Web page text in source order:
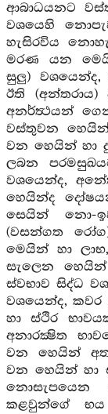
ආබාධයනට
වශයෙහි
හැසිරවිය
මරණ යන
සුලු)
ඊති
අනර්ත්‍ථයන්
වස්තුවන
වන හෙයින් හා
ලබන
වශයෙන්ද,
හෙයින්ද
සෙයින් නො-
(වසන්ගත
මෙයින් හා
සැලෙන
ස්වභාව සිද්ධ
වශයෙන්ද, කවර
හා ස්ථිර
අනාරක්‍ෂිත
වන හෙයින්
වන හෙයින් හා
කළවුන්ගේ